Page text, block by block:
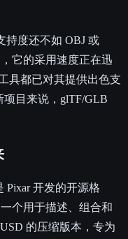
持度还不如 OBJ 或
它的采用速度正在迅
具都已对其提供出色支
项目来说，glTF/GLB
Pixar 开发的开源格
个用于描述、组合和
的压缩版本，专为